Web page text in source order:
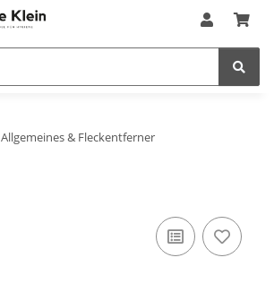
Allgemeines & Fleckentferner